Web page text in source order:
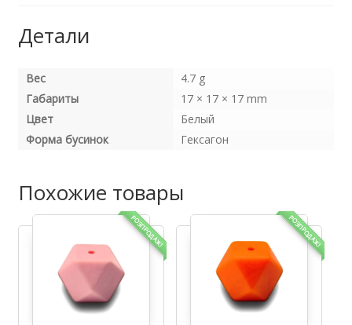
Детали
Вес
4.7 g
Габариты
17 × 17 × 17 mm
Цвет
Белый
Форма бусинок
Гексагон
Похожие товары
РОЗПРОДАЖ! РОЗПРОДАЖ!